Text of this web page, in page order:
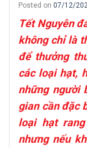
Posted on 07/12/
Tết Nguyên
không chỉ là
để thưởng
các loại hạt,
những người
gian cần đặc
loại hạt
nhưng nếu